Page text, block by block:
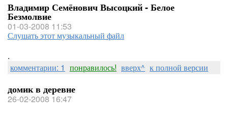
Владимир Семёнович Высоцкий - Белое
Безмолвие
01-03-2008 11:53
Слушать этот музыкальный файл
.
комментарии: 1 понравилось! вверх^ к полной версии
домик в деревне
26-02-2008 16:47